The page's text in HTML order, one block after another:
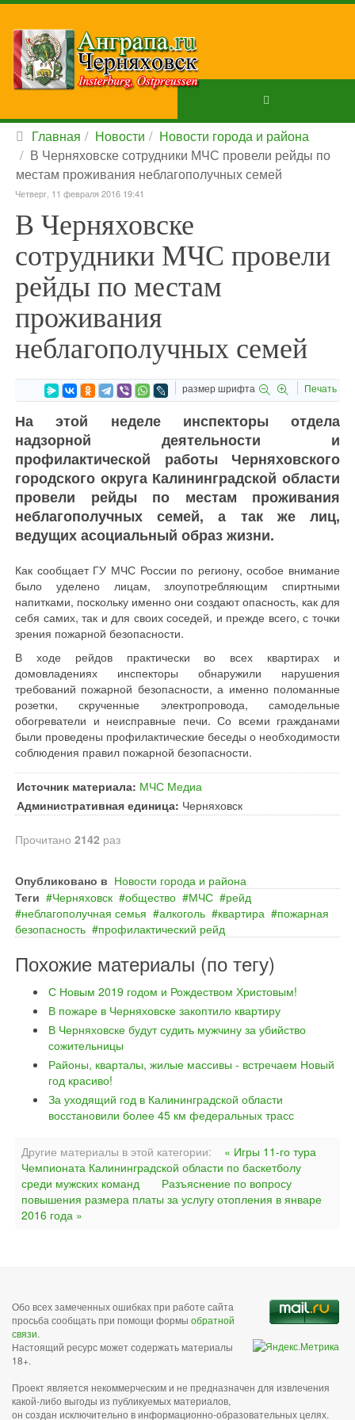
Главная Новости
Новости города и района
В Черняховске сотрудники МЧС провели рейды по
местам проживания неблагополучных семей
Четверг, 11 февраля 2016 19:41
В Черняховске
сотрудники МЧС провели
рейды по местам
проживания
неблагополучных семей
размер шрифта Печать
На этой неделе инспекторы отдела
надзорной деятельности и
профилактической работы Черняховского
городского округа Калининградской области
провели рейды по местам проживания
неблагополучных семей, а так же лиц,
ведущих асоциальный образ жизни.
Как сообщает ГУ МЧС России по региону, особое внимание
было уделено лицам, злоупотребляющим спиртными
напитками, поскольку именно они создают опасность, как для
себя самих, так и для своих соседей, и прежде всего, с точки
зрения пожарной безопасности.
В ходе рейдов практически во всех квартирах и
домовладениях инспекторы обнаружили нарушения
требований пожарной безопасности, а именно поломанные
розетки, скрученные электропровода, самодельные
обогреватели и неисправные печи. Со всеми гражданами
были проведены профилактические беседы о необходимости
соблюдения правил пожарной безопасности.
Источник материала: МЧС Медиа
Административная единица: Черняховск
Прочитано 2142 раз
Опубликовано в Новости города и района
Теги
Черняховск общество МЧС
рейд
неблагополучная семья
алкоголь квартира
пожарная
безопасность
профилактический рейд
Похожие материалы (по тегу)
С Новым 2019 годом и Рождеством Христовым!
В пожаре в Черняховске закоптило квартиру
В Черняховске будут судить мужчину за убийство
сожительницы
Районы, кварталы, жилые массивы - встречаем Новый
год красиво!
За уходящий год в Калининградской области
восстановили более 45 км федеральных трасс
Другие материалы в этой категории:
« Игры 11-го тура
Чемпионата Калининградской области по баскетболу
среди мужских команд
Разъяснение по вопросу
повышения размера платы за услугу отопления в январе
2016 года »
Обо всех замеченных ошибках при работе сайта
просьба сообщать при помощи формы обратной
связи.
Настоящий ресурс может содержать материалы
18+.
Проект является некоммерческим и не предназначен для извлечения
какой-либо выгоды из публикуемых материалов,
он создан исключительно в информационно-образовательных целях.